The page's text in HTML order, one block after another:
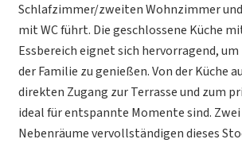
Schlafzimmer/zweiten Wohnzimmer
mit WC führt. Die geschlossene Küche
Essbereich eignet sich hervorragend,
der Familie zu genießen. Von der Küche
direkten Zugang zur Terrasse und zum
ideal für entspannte Momente sind.
Nebenräume vervollständigen dieses